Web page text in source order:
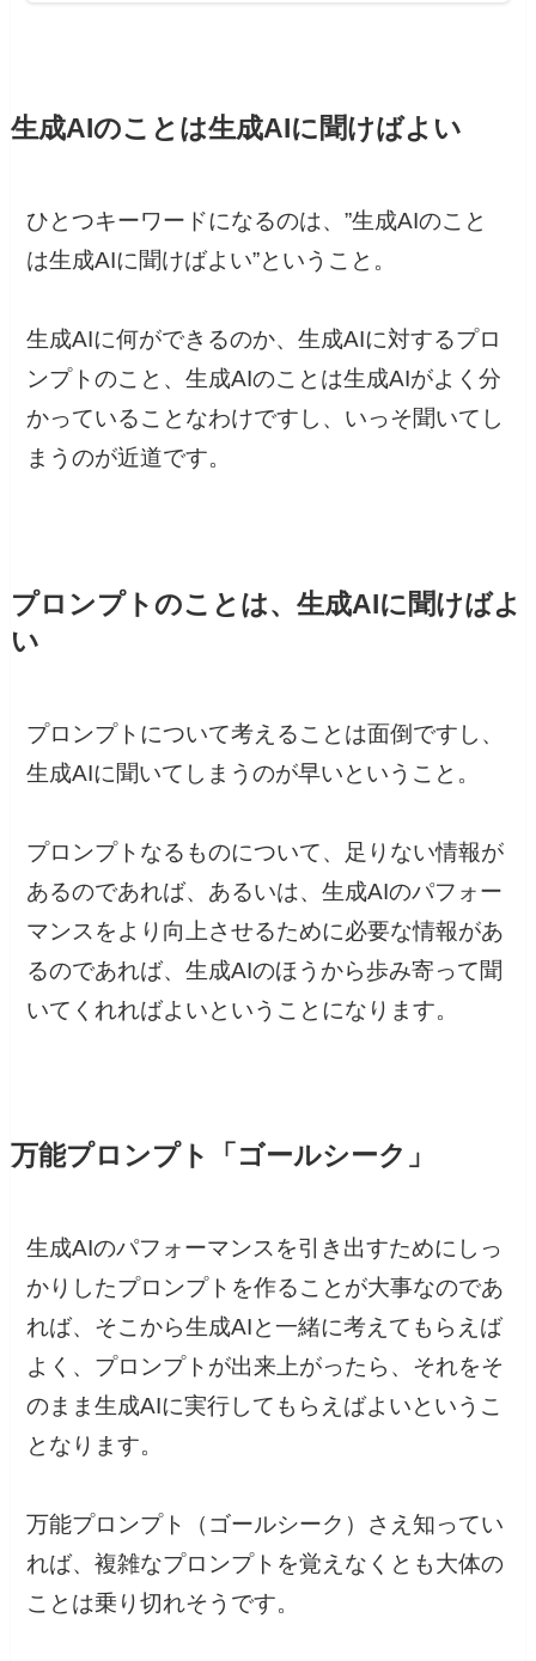
生成AIのことは生成AIに聞けばよい
ひとつキーワードになるのは、”生成AIのこと
は生成AIに聞けばよい”ということ。
生成AIに何ができるのか、生成AIに対するプロ
ンプトのこと、生成AIのことは生成AIがよく分
かっていることなわけですし、いっそ聞いてし
まうのが近道です。
プロンプトのことは、生成AIに聞けばよ
い
プロンプトについて考えることは面倒ですし、
生成AIに聞いてしまうのが早いということ。
プロンプトなるものについて、足りない情報が
あるのであれば、あるいは、生成AIのパフォー
マンスをより向上させるために必要な情報があ
るのであれば、生成AIのほうから歩み寄って聞
いてくれればよいということになります。
万能プロンプト「ゴールシーク」
生成AIのパフォーマンスを引き出すためにしっ
かりしたプロンプトを作ることが大事なのであ
れば、そこから生成AIと一緒に考えてもらえば
よく、プロンプトが出来上がったら、それをそ
のまま生成AIに実行してもらえばよいというこ
となります。
万能プロンプト（ゴールシーク）さえ知ってい
れば、複雑なプロンプトを覚えなくとも大体の
ことは乗り切れそうです。